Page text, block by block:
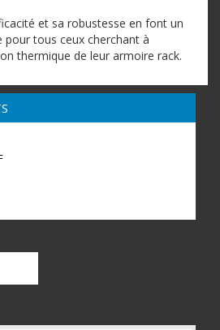
et sa robustesse en font un
pour tous ceux cherchant à
thermique de leur armoire rack.